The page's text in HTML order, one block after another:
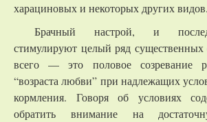
харациновых и некоторых других видов.
Брачный настрой, и
стимулируют целый ряд
всего — это половое созревание
“возраста любви” при надлежащих
кормления. Говоря об условиях
обратить внимание на